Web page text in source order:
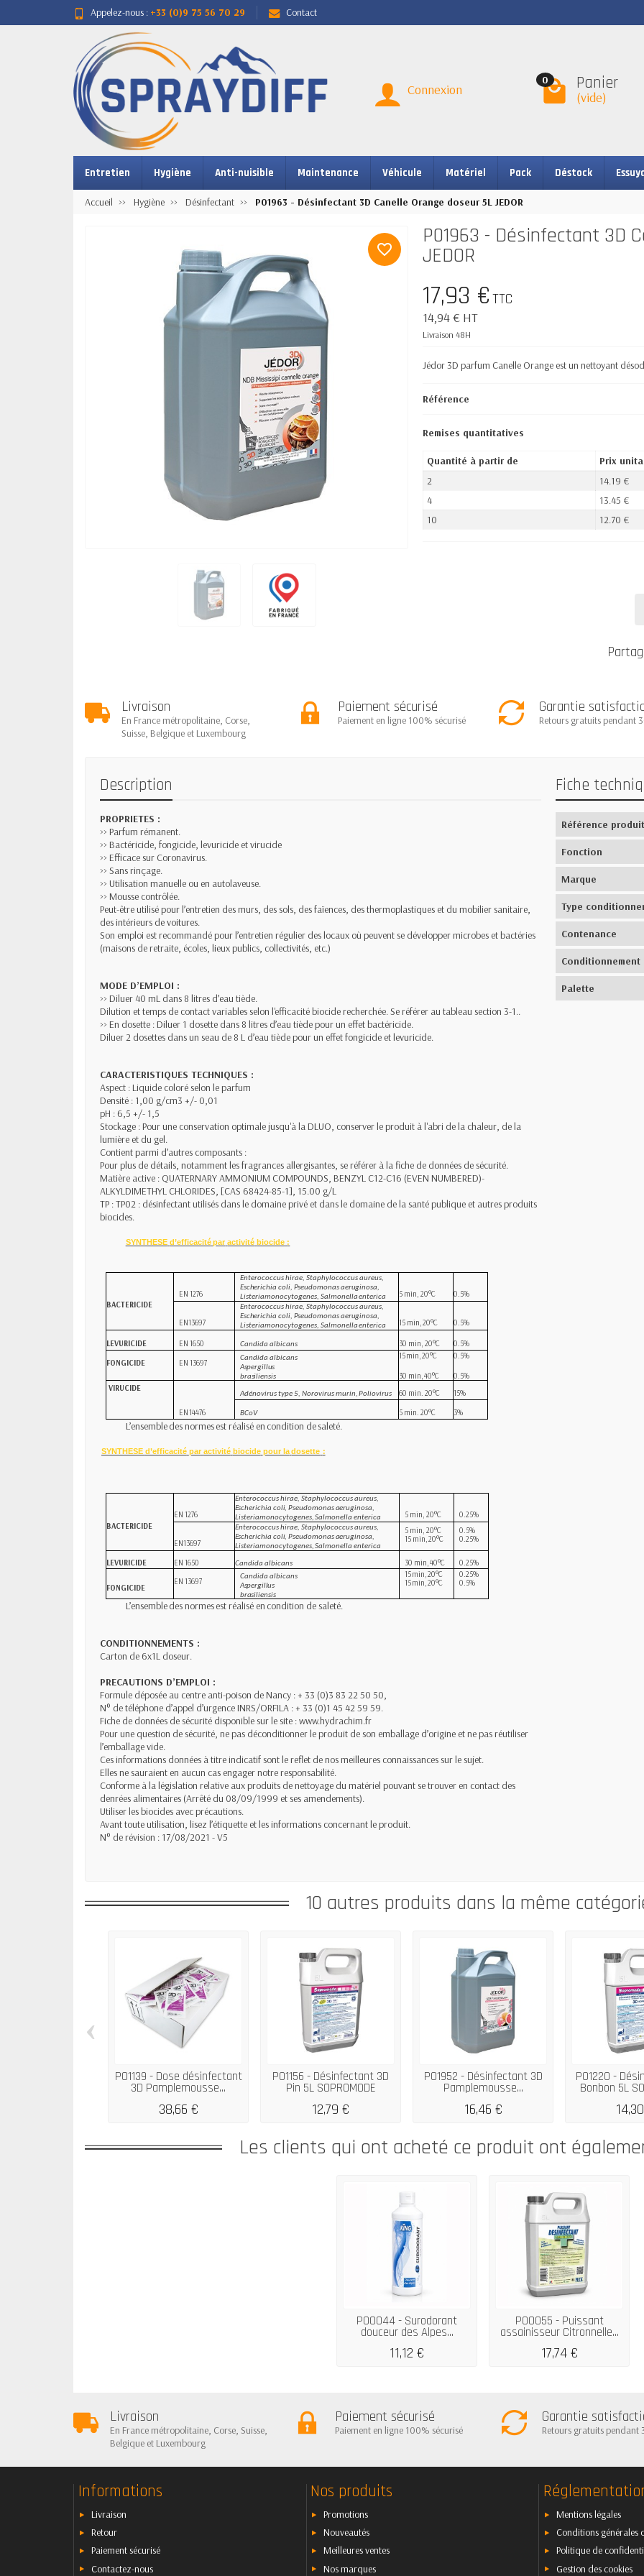
Appelez-nous : +33 (0)9 75 56 70 29 Contact
Connexion
0 Panier
(vide)
Entretien Hygiène Anti-nuisible Maintenance Véhicule Matériel Pack Déstock
Accueil Hygiène Désinfectant P01963 - Désinfectant 3D Canelle Orange doseur 5L JEDOR
favorite_border
P01963 - Désinfectant 3D
JEDOR
17,93 €TTC
14,94 € HT
Livraison 48H
Jédor 3D parfum Canelle Orange est un nettoyant
Référence
Remises quantitatives
Quantité à partir de
Prix
2
14.19 €
4
13.45 €
10
12.70 €
Livraison
En France métropolitaine, Corse,
Suisse, Belgique et Luxembourg
Paiement sécurisé
Paiement en ligne 100% sécurisé
Garantie
Retours gratuits pendant
Description
PROPRIETES :
>> Parfum rémanent.
>> Bactéricide, fongicide, levuricide et virucide
>> Efficace sur Coronavirus.
>> Sans rinçage.
>> Utilisation manuelle ou en autolaveuse.
>> Mousse contrôlée.
Peut-être utilisé pour l’entretien des murs, des sols, des faïences, des thermoplastiques et du mobilier sanitaire,
des intérieurs de voitures.
Son emploi est recommandé pour l’entretien régulier des locaux où peuvent se développer microbes et bactéries
(maisons de retraite, écoles, lieux publics, collectivités, etc.)
MODE D’EMPLOI :
>> Diluer 40 mL dans 8 litres d’eau tiède.
Dilution et temps de contact variables selon l'efficacité biocide recherchée. Se référer au tableau section 3-1..
>> En dosette : Diluer 1 dosette dans 8 litres d’eau tiède pour un effet bactéricide.
Diluer 2 dosettes dans un seau de 8 L d’eau tiède pour un effet fongicide et levuricide.
CARACTERISTIQUES TECHNIQUES :
Aspect : Liquide coloré selon le parfum
Densité : 1,00 g/cm3 +/- 0,01
pH : 6,5 +/- 1,5
Stockage : Pour une conservation optimale jusqu'à la DLUO, conserver le produit à l'abri de la chaleur, de la
lumière et du gel.
Contient parmi d’autres composants :
Pour plus de détails, notamment les fragrances allergisantes, se référer à la fiche de données de sécurité.
Matière active : QUATERNARY AMMONIUM COMPOUNDS, BENZYL C12-C16 (EVEN NUMBERED)-
ALKYLDIMETHYL CHLORIDES, [CAS 68424-85-1], 15.00 g/L
TP : TP02 : désinfectant utilisés dans le domaine privé et dans le domaine de la santé publique et autres produits
biocides.
SYNTHESE d’efficacité par activité biocide :
BACTERICIDE
EN 1276
Enterococcus hirae, Staphylococcus aureus,
Escherichia coli, Pseudomonas aeruginosa,
Listeriamonocytogenes, Salmonella enterica 5 min, 20°C 0 5%
EN13697
Enterococcus hirae, Staphylococcus aureus,
Escherichia coli, Pseudomonas aeruginosa,
Listeriamonocytogenes, Salmonella enterica 15 min, 20°C 0 5%
LEVURICIDE EN 1650 Candida albicans 30 min, 20°C 0.5%
FONGICIDE
EN 13697
Candida albicans
Aspergillus
brasiliensis
15min,20°C
30 min,40°C
0.5%
0.5%
VIRUCIDE
EN14476
Adénovirus type 5, Norovirus murin, Poliovirus 60 min. 20°C 15%
BCoV 5 min. 20°C 3%
L’ensembledesnormesestréalisé en condition desaleté.
SYNTHESE d’efficacité par activité biocide pour la dosette :
BACTERICIDE
EN 1276
Enterococcus hirae, Staphylococcus aureus,
Escherichia coli, Pseudomonas aeruginosa,
Listeriamonocytogenes, Salmonella enterica 5 min, 20°C 0 25%
EN13697
Enterococcus hirae, Staphylococcus aureus,
Escherichia coli, Pseudomonas aeruginosa,
Listeriamonocytogenes, Salmonella enterica
5 min, 20°C
15 min,20°C
0.5%
0.25%
LEVURICIDE EN 1650 Candida albicans 30 min,40°C 0.25%
FONGICIDE
EN 13697
Candida albicans
Aspergillus
brasiliensis
15min,20°C
15min,20°C
0.25%
0.5%
L’ensembledesnormesestréalisé en condition de saleté.
CONDITIONNEMENTS :
Carton de 6x1L doseur.
PRECAUTIONS D’EMPLOI :
Formule déposée au centre anti-poison de Nancy : + 33 (0)3 83 22 50 50,
N° de téléphone d’appel d’urgence INRS/ORFILA : + 33 (0)1 45 42 59 59.
Fiche de données de sécurité disponible sur le site : www.hydrachim.fr
Pour une question de sécurité, ne pas déconditionner le produit de son emballage d’origine et ne pas réutiliser
l’emballage vide.
Ces informations données à titre indicatif sont le reflet de nos meilleures connaissances sur le sujet.
Elles ne sauraient en aucun cas engager notre responsabilité.
Conforme à la législation relative aux produits de nettoyage du matériel pouvant se trouver en contact des
denrées alimentaires (Arrêté du 08/09/1999 et ses amendements).
Utiliser les biocides avec précautions.
Avant toute utilisation, lisez l’étiquette et les informations concernant le produit.
N° de révision : 17/08/2021 - V5
Fiche
Référence produit
Fonction
Marque
Type
Contenance
Conditionnement
Palette
10 autres produits dans la même
P01139 - Dose désinfectant
3D Pamplemousse...
38,66 €
P01156 - Désinfectant 3D
Pin 5L SOPROMODE
12,79 €
P01952 - Désinfectant 3D
Pamplemousse...
16,46 €
P01220 -
Bonbon 5L
‹
Les clients qui ont acheté ce produit ont
P00044 - Surodorant
douceur des Alpes...
11,12 €
P00055 - Puissant
assainisseur Citronnelle...
17,74 €
Livraison
En France métropolitaine, Corse, Suisse,
Belgique et Luxembourg
Paiement sécurisé
Paiement en ligne 100% sécurisé
Garantie
Retours gratuits pendant
Informations
Livraison
Retour
Paiement sécurisé
Contactez-nous
Nos produits
Promotions
Nouveautés
Meilleures ventes
Nos marques
Mentions légales
Conditions générales
Politique de
Gestion des cookies